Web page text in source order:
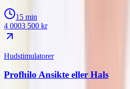
15 min
4 0003 500 kr
Hudstimulatorer
Profhilo Ansikte eller Hals